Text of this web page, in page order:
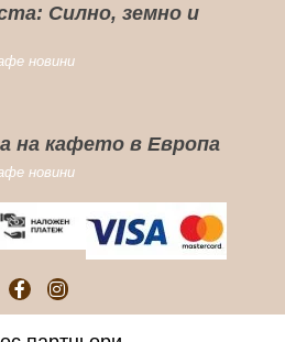
Силно, земно и
новини
на кафето в Европа
новини